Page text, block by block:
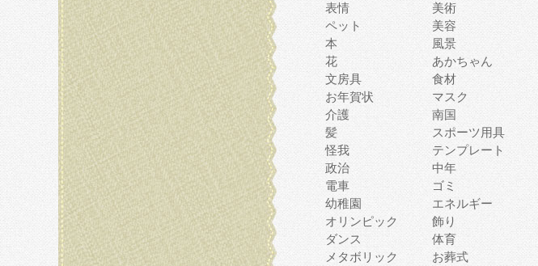
表情
美術
ペット
美容
本
風景
花
あかちゃん
文房具
食材
お年賀状
マスク
介護
南国
髪
スポーツ用具
怪我
テンプレート
政治
中年
電車
ゴミ
幼稚園
エネルギー
オリンピック
飾り
ダンス
体育
メタボリック
お葬式